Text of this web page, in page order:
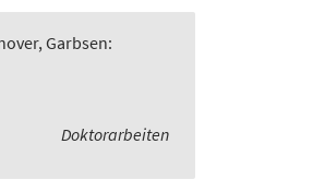
Garbsen:
Doktorarbeiten